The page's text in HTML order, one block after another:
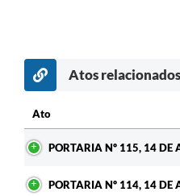
Atos
Ato
PORTARIA Nº 115, 14 DE
PORTARIA Nº 114, 14 DE